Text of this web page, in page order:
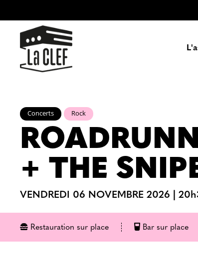
Concerts Rock
+ THE
VENDREDI 06 NOVEMBRE 2026
Restauration sur place Bar sur place